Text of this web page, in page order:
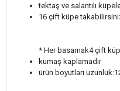
tektaş ve salantılı
16 çift küpe
* Her basamak4 çift
kumaş kaplamadır
ürün boyutları